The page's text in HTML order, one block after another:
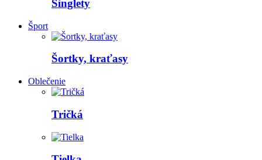
Singlety
Šport
Šortky, kraťasy
Oblečenie
Tričká